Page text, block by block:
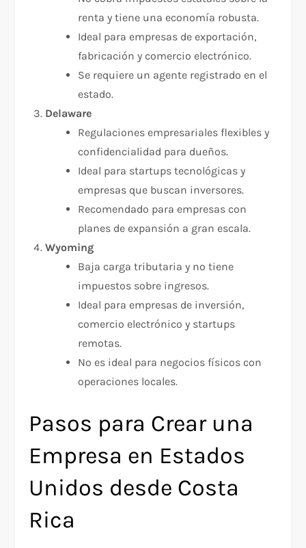
renta y tiene una economía robusta.
Ideal para empresas de exportación,
fabricación y comercio electrónico.
Se requiere un agente registrado en el
estado.
Delaware
Regulaciones empresariales flexibles y
confidencialidad para dueños.
Ideal para startups tecnológicas y
empresas que buscan inversores.
Recomendado para empresas con
planes de expansión a gran escala.
Wyoming
Baja carga tributaria y no tiene
impuestos sobre ingresos.
Ideal para empresas de inversión,
comercio electrónico y startups
remotas.
No es ideal para negocios físicos con
operaciones locales.
Pasos para Crear una
Empresa en Estados
Unidos desde Costa
Rica